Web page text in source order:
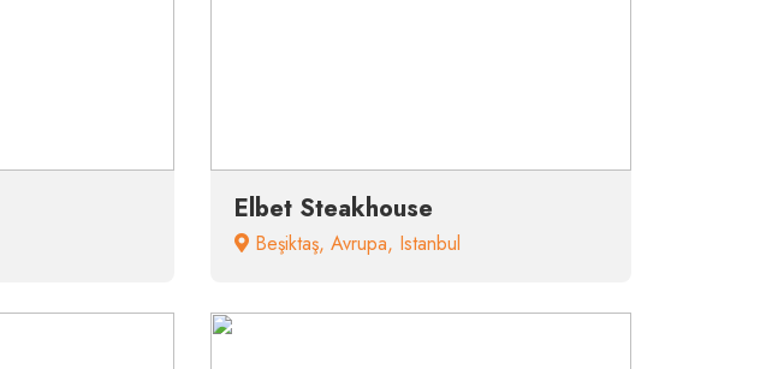
Elbet Steakhouse
Beşiktaş, Avrupa, Istanbul